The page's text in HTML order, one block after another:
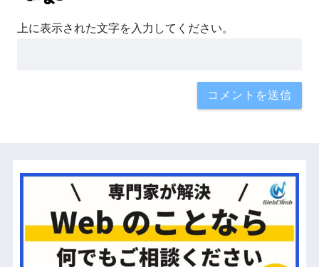
上に表示された文字を入力してください。